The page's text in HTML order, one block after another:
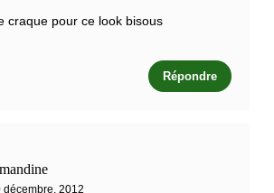
craque pour ce look bisous
Répondre
décembre, 2012